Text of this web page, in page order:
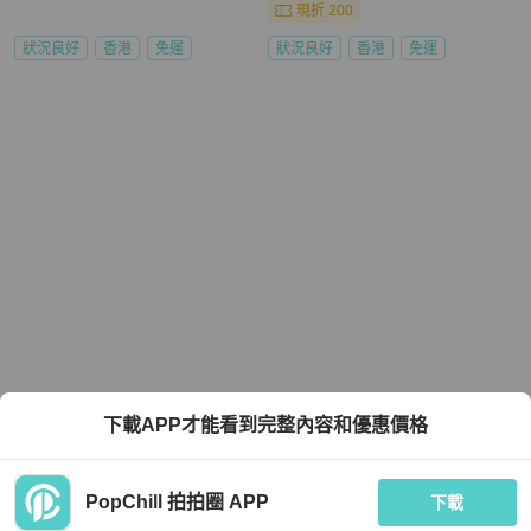
狀況良好 香港 免運
現折 200
狀況良好 香港 免運
下載APP才能看到完整內容和優惠價格
PopChill 拍拍圈 APP 下載